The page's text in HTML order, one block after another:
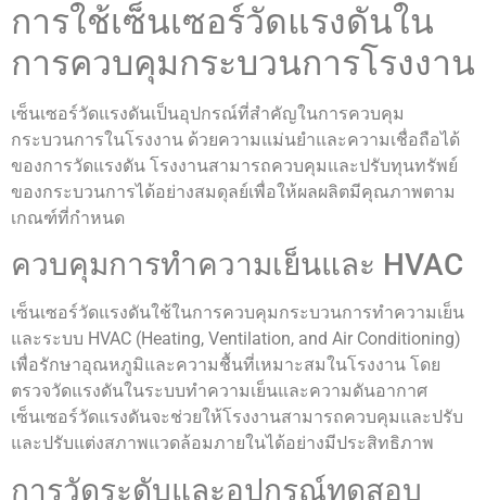
การใช้เซ็นเซอร์วัดแรงดันใน
การควบคุมกระบวนการโรงงาน
เซ็นเซอร์วัดแรงดันเป็นอุปกรณ์ที่สำคัญในการควบคุม
กระบวนการในโรงงาน ด้วยความแม่นยำและความเชื่อถือได้
ของการวัดแรงดัน โรงงานสามารถควบคุมและปรับทุนทรัพย์
ของกระบวนการได้อย่างสมดุลย์เพื่อให้ผลผลิตมีคุณภาพตาม
เกณฑ์ที่กำหนด
ควบคุมการทำความเย็นและ HVAC
เซ็นเซอร์วัดแรงดันใช้ในการควบคุมกระบวนการทำความเย็น
และระบบ HVAC (Heating, Ventilation, and Air Conditioning)
เพื่อรักษาอุณหภูมิและความชื้นที่เหมาะสมในโรงงาน โดย
ตรวจวัดแรงดันในระบบทำความเย็นและความดันอากาศ
เซ็นเซอร์วัดแรงดันจะช่วยให้โรงงานสามารถควบคุมและปรับ
และปรับแต่งสภาพแวดล้อมภายในได้อย่างมีประสิทธิภาพ
การวัดระดับและอุปกรณ์ทดสอบ